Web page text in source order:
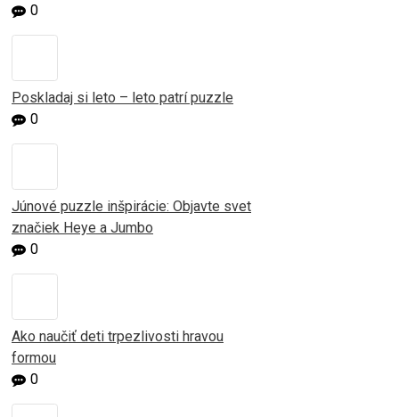
0
Poskladaj si leto – leto patrí puzzle
0
Júnové puzzle inšpirácie: Objavte svet
značiek Heye a Jumbo
0
Ako naučiť deti trpezlivosti hravou
formou
0